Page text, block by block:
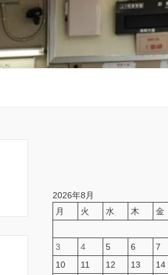
2026年8月
月
火 水 木 金
3
4 5 6 7
10
11 12 13 14